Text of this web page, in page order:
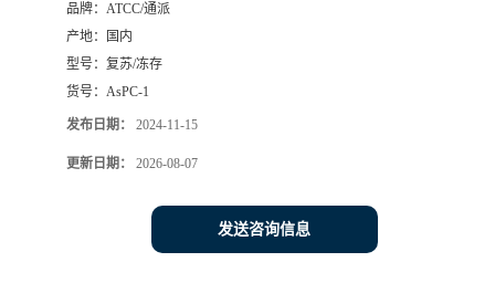
品牌： ATCC/通派
产地：
国内
型号： 复苏/冻存
货号： AsPC-1
发布日期： 2024-11-15
更新日期： 2026-08-07
发送咨询信息